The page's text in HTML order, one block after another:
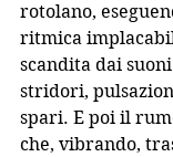
rotolano,
ritmica
scandita dai
stridori,
spari. E poi il
che, vibrando,